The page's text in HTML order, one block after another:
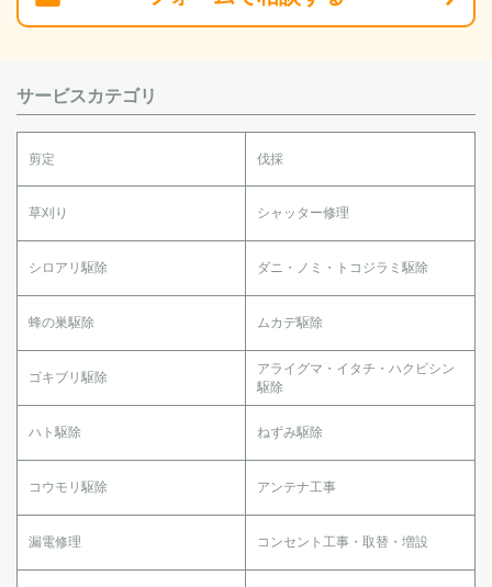
サービスカテゴリ
剪定 伐採
草刈り シャッター修理
シロアリ駆除 ダニ・ノミ・トコジラミ駆除
蜂の巣駆除 ムカデ駆除
ゴキブリ駆除
アライグマ・イタチ・ハクビシン
駆除
ハト駆除 ねずみ駆除
コウモリ駆除 アンテナ工事
漏電修理 コンセント工事・取替・増設